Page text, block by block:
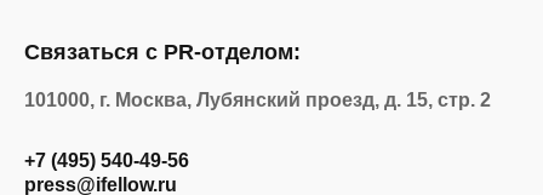
Связаться с PR-отделом:
101000, г. Москва, Лубянский проезд, д. 15, стр. 2
+7 (495) 540-49-56
press@ifellow.ru